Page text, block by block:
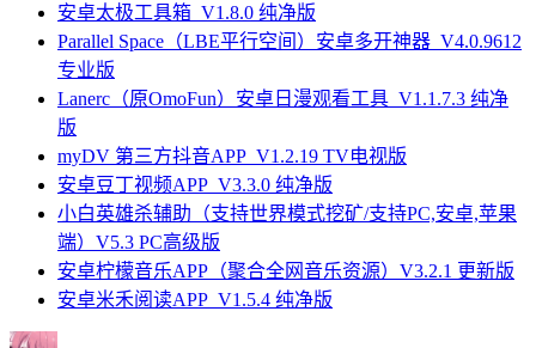
安卓太极工具箱_V1.8.0 纯净版
Parallel Space（LBE平行空间）安卓多开神器_V4.0.9612
专业版
Lanerc（原OmoFun）安卓日漫观看工具_V1.1.7.3 纯净
版
myDV 第三方抖音APP_V1.2.19 TV电视版
安卓豆丁视频APP_V3.3.0 纯净版
小白英雄杀辅助（支持世界模式挖矿/支持PC,安卓,苹果
端）V5.3 PC高级版
安卓柠檬音乐APP（聚合全网音乐资源）V3.2.1 更新版
安卓米禾阅读APP_V1.5.4 纯净版